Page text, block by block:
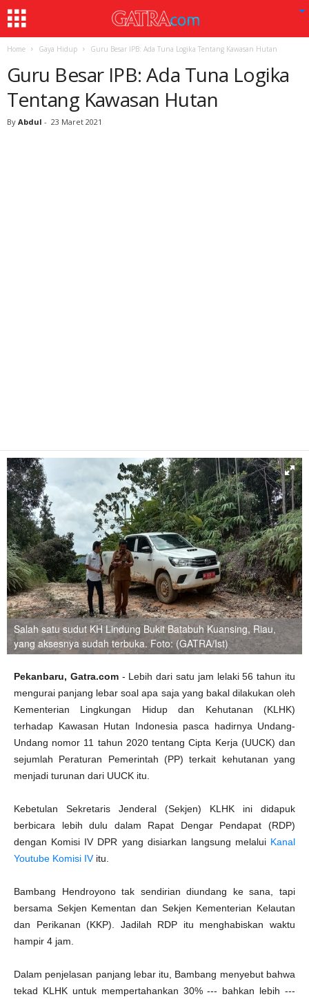
Home Gaya Hidup Guru Besar IPB: Ada Tuna Logika Tentang Kawasan Hutan
Guru Besar IPB: Ada Tuna Logika
Tentang Kawasan Hutan
By Abdul - 23 Maret 2021
Salah satu sudut KH Lindung Bukit Batabuh Kuansing, Riau,
yang aksesnya sudah terbuka. Foto: (GATRA/Ist)
Pekanbaru, Gatra.com - Lebih dari satu jam lelaki 56 tahun itu
mengurai panjang lebar soal apa saja yang bakal dilakukan oleh
Kementerian Lingkungan Hidup dan Kehutanan (KLHK)
terhadap Kawasan Hutan Indonesia pasca hadirnya Undang-
Undang nomor 11 tahun 2020 tentang Cipta Kerja (UUCK) dan
sejumlah Peraturan Pemerintah (PP) terkait kehutanan yang
menjadi turunan dari UUCK itu.
Kebetulan Sekretaris Jenderal (Sekjen) KLHK ini didapuk
berbicara lebih dulu dalam Rapat Dengar Pendapat (RDP)
dengan Komisi IV DPR yang disiarkan langsung melalui Kanal
Youtube Komisi IV itu.
Bambang Hendroyono tak sendirian diundang ke sana, tapi
bersama Sekjen Kementan dan Sekjen Kementerian Kelautan
dan Perikanan (KKP). Jadilah RDP itu menghabiskan waktu
hampir 4 jam.
Dalam penjelasan panjang lebar itu, Bambang menyebut bahwa
tekad KLHK untuk mempertahankan 30% --- bahkan lebih ---